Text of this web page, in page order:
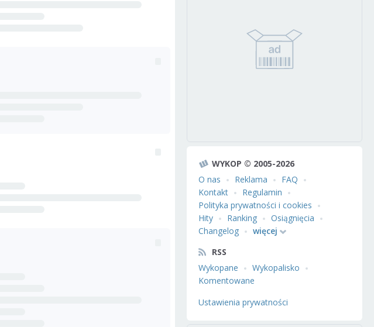
WYKOP © 2005-2026
O nas
Reklama
FAQ
Kontakt
Regulamin
Polityka prywatności i cookies
Hity
Ranking
Osiągnięcia
Changelog
więcej
RSS
Wykopane
Wykopalisko
Komentowane
Ustawienia prywatności